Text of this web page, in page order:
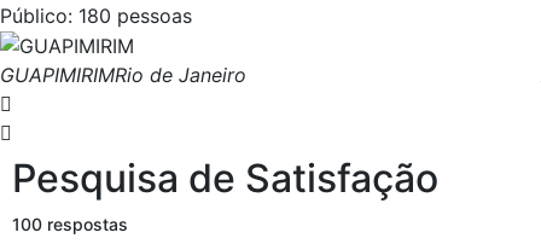
Público: 180 pessoas
GUAPIMIRIMRio de Janeiro
Pesquisa de Satisfação
100 respostas